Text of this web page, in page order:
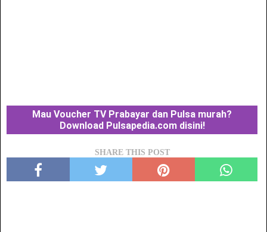
Mau Voucher TV Prabayar dan Pulsa murah?
Download Pulsapedia.com disini!
SHARE THIS POST